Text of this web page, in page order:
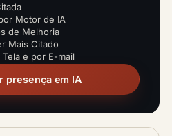
Motor de IA
de Melhoria
Mais Citado
e por E-mail
presença em IA